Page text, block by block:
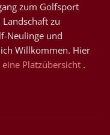
zum Golfsport
zu
Neulinge und
Willkommen. Hier
Platzübersicht .